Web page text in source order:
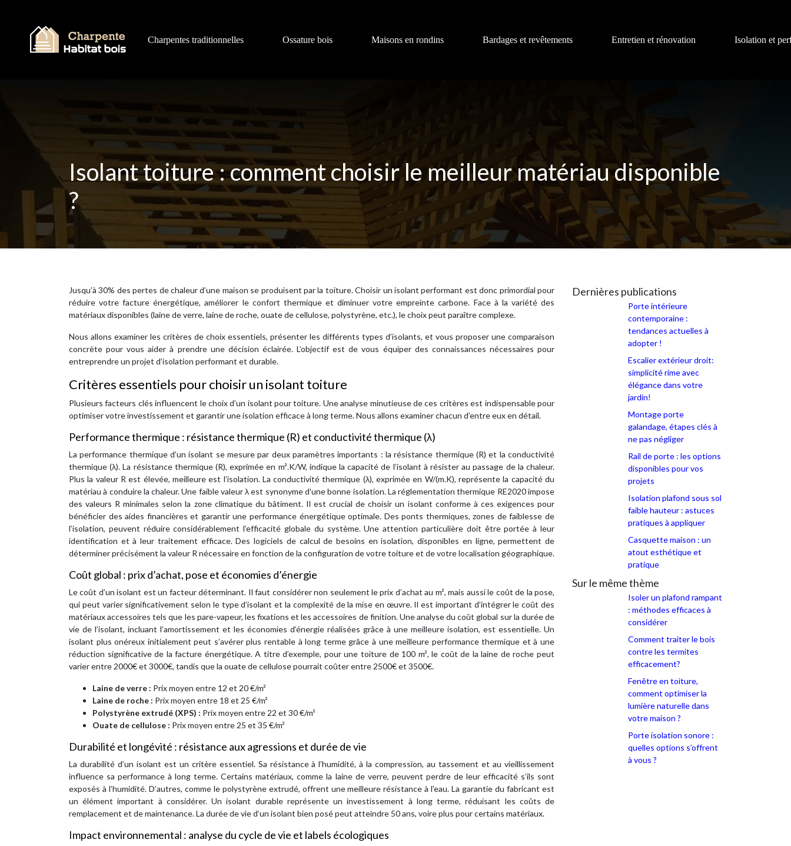
Charpentes traditionnelles Ossature bois Maisons en rondins Bardages et revêtements Entretien et rénovation Isolation et
Isolant toiture : comment choisir le meilleur matériau disponible
?
Jusqu’à 30% des pertes de chaleur d’une maison se produisent par la toiture. Choisir un isolant performant est donc primordial pour
réduire votre facture énergétique, améliorer le confort thermique et diminuer votre empreinte carbone. Face à la variété des
matériaux disponibles (laine de verre, laine de roche, ouate de cellulose, polystyrène, etc.), le choix peut paraître complexe.
Nous allons examiner les critères de choix essentiels, présenter les différents types d’isolants, et vous proposer une comparaison
concrète pour vous aider à prendre une décision éclairée. L’objectif est de vous équiper des connaissances nécessaires pour
entreprendre un projet d’isolation performant et durable.
Critères essentiels pour choisir un isolant toiture
Plusieurs facteurs clés influencent le choix d’un isolant pour toiture. Une analyse minutieuse de ces critères est indispensable pour
optimiser votre investissement et garantir une isolation efficace à long terme. Nous allons examiner chacun d’entre eux en détail.
Performance thermique : résistance thermique (R) et conductivité thermique (λ)
La performance thermique d’un isolant se mesure par deux paramètres importants : la résistance thermique (R) et la conductivité
thermique (λ). La résistance thermique (R), exprimée en m².K/W, indique la capacité de l’isolant à résister au passage de la chaleur.
Plus la valeur R est élevée, meilleure est l’isolation. La conductivité thermique (λ), exprimée en W/(m.K), représente la capacité du
matériau à conduire la chaleur. Une faible valeur λ est synonyme d’une bonne isolation. La réglementation thermique RE2020 impose
des valeurs R minimales selon la zone climatique du bâtiment. Il est crucial de choisir un isolant conforme à ces exigences pour
bénéficier des aides financières et garantir une performance énergétique optimale. Des ponts thermiques, zones de faiblesse de
l’isolation, peuvent réduire considérablement l’efficacité globale du système. Une attention particulière doit être portée à leur
identification et à leur traitement efficace. Des logiciels de calcul de besoins en isolation, disponibles en ligne, permettent de
déterminer précisément la valeur R nécessaire en fonction de la configuration de votre toiture et de votre localisation géographique.
Coût global : prix d’achat, pose et économies d’énergie
Le coût d’un isolant est un facteur déterminant. Il faut considérer non seulement le prix d’achat au m², mais aussi le coût de la pose,
qui peut varier significativement selon le type d’isolant et la complexité de la mise en œuvre. Il est important d’intégrer le coût des
matériaux accessoires tels que les pare-vapeur, les fixations et les accessoires de finition. Une analyse du coût global sur la durée de
vie de l’isolant, incluant l’amortissement et les économies d’énergie réalisées grâce à une meilleure isolation, est essentielle. Un
isolant plus onéreux initialement peut s’avérer plus rentable à long terme grâce à une meilleure performance thermique et à une
réduction significative de la facture énergétique. A titre d’exemple, pour une toiture de 100 m², le coût de la laine de roche peut
varier entre 2000€ et 3000€, tandis que la ouate de cellulose pourrait coûter entre 2500€ et 3500€.
Laine de verre : Prix moyen entre 12 et 20 €/m²
Laine de roche : Prix moyen entre 18 et 25 €/m²
Polystyrène extrudé (XPS) : Prix moyen entre 22 et 30 €/m²
Ouate de cellulose : Prix moyen entre 25 et 35 €/m²
Durabilité et longévité : résistance aux agressions et durée de vie
La durabilité d’un isolant est un critère essentiel. Sa résistance à l’humidité, à la compression, au tassement et au vieillissement
influence sa performance à long terme. Certains matériaux, comme la laine de verre, peuvent perdre de leur efficacité s’ils sont
exposés à l’humidité. D’autres, comme le polystyrène extrudé, offrent une meilleure résistance à l’eau. La garantie du fabricant est
un élément important à considérer. Un isolant durable représente un investissement à long terme, réduisant les coûts de
remplacement et de maintenance. La durée de vie d’un isolant bien posé peut atteindre 50 ans, voire plus pour certains matériaux.
Impact environnemental : analyse du cycle de vie et labels écologiques
Dernières publications
Porte intérieure
contemporaine :
tendances actuelles à
adopter !
Escalier extérieur droit:
simplicité rime avec
élégance dans votre
jardin!
Montage porte
galandage, étapes clés à
ne pas négliger
Rail de porte : les options
disponibles pour vos
projets
Isolation plafond sous sol
faible hauteur : astuces
pratiques à appliquer
Casquette maison : un
atout esthétique et
pratique
Sur le même thème
Isoler un plafond rampant
: méthodes efficaces à
considérer
Comment traiter le bois
contre les termites
efficacement?
Fenêtre en toiture,
comment optimiser la
lumière naturelle dans
votre maison ?
Porte isolation sonore :
quelles options s’offrent
à vous ?